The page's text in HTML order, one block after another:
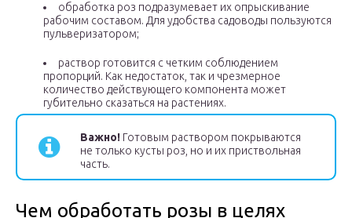
обработка роз подразумевает их опрыскивание
рабочим составом. Для удобства садоводы пользуются
пульверизатором;
раствор готовится с четким соблюдением
пропорций. Как недостаток, так и чрезмерное
количество действующего компонента может
губительно сказаться на растениях.
Важно! Готовым раствором покрываются
не только кусты роз, но и их приствольная
часть.
Чем обработать розы в целях